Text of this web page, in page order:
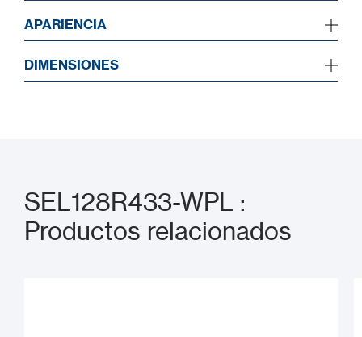
APARIENCIA
DIMENSIONES
SEL128R433-WPL :
Productos relacionados